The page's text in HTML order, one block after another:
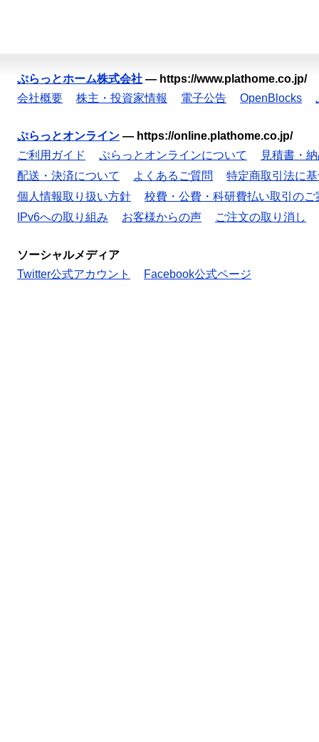
ぷらっとホーム株式会社 — https://www.plathome.co.jp/
会社概要
株主・投資家情報 電子公告 OpenBlocks
ぷらっとオンライン — https://online.plathome.co.jp/
ご利用ガイド
ぷらっとオンラインについて
見積書・
配送・決済について
よくあるご質問
特定商取引法に
個人情報取り扱い方針
校費・公費・科研費払い取引のご
IPv6への取り組み
お客様からの声 ご注文の取り消し
ソーシャルメディア
Twitter公式アカウント
Facebook公式ページ